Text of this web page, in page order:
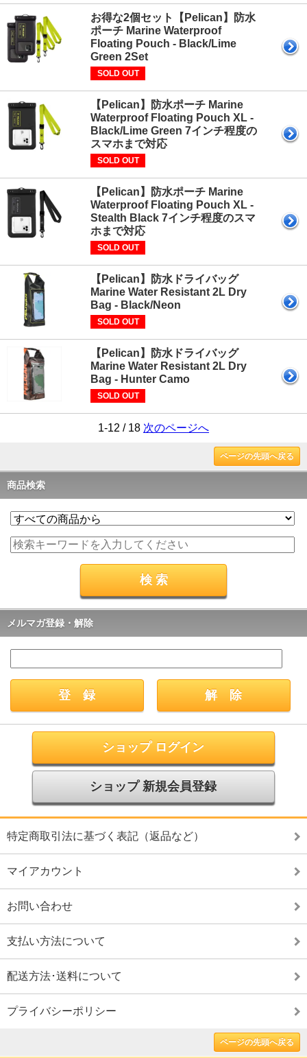
お得な2個セット【Pelican】防水
ポーチ Marine Waterproof
Floating Pouch - Black/Lime
Green 2Set
SOLD OUT
【Pelican】防水ポーチ Marine
Waterproof Floating Pouch XL -
Black/Lime Green 7インチ程度の
スマホまで対応
SOLD OUT
【Pelican】防水ポーチ Marine
Waterproof Floating Pouch XL -
Stealth Black 7インチ程度のスマ
ホまで対応
SOLD OUT
【Pelican】防水ドライバッグ
Marine Water Resistant 2L Dry
Bag - Black/Neon
SOLD OUT
【Pelican】防水ドライバッグ
Marine Water Resistant 2L Dry
Bag - Hunter Camo
SOLD OUT
1-12 / 18 次のページへ
ページの先頭へ戻る
商品検索
メルマガ登録・解除
ショップ ログイン
ショップ 新規会員登録
特定商取引法に基づく表記（返品など）
マイアカウント
お問い合わせ
支払い方法について
配送方法･送料について
プライバシーポリシー
ページの先頭へ戻る